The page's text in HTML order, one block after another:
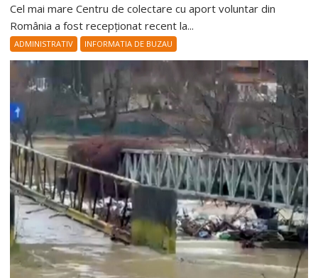
Cel mai mare Centru de colectare cu aport voluntar din
România a fost recepționat recent la...
ADMINISTRATIV INFORMATIA DE BUZAU